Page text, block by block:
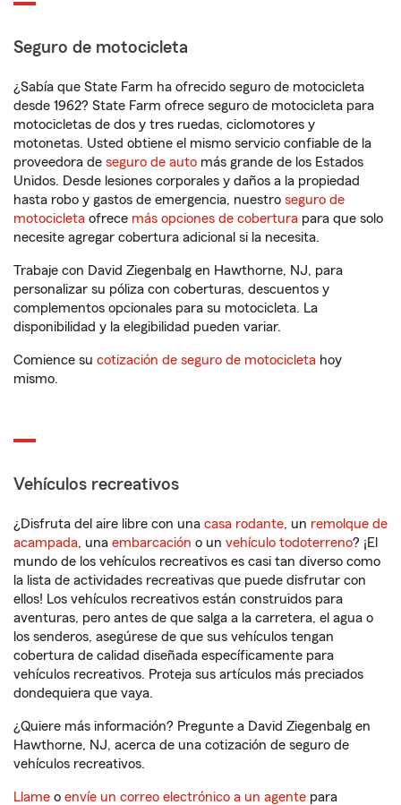
Seguro de motocicleta
¿Sabía que State Farm ha ofrecido seguro de motocicleta
desde 1962? State Farm ofrece seguro de motocicleta para
motocicletas de dos y tres ruedas, ciclomotores y
motonetas. Usted obtiene el mismo servicio confiable de la
proveedora de seguro de auto más grande de los Estados
Unidos. Desde lesiones corporales y daños a la propiedad
hasta robo y gastos de emergencia, nuestro seguro de
motocicleta ofrece más opciones de cobertura para que solo
necesite agregar cobertura adicional si la necesita.
Trabaje con David Ziegenbalg en Hawthorne, NJ, para
personalizar su póliza con coberturas, descuentos y
complementos opcionales para su motocicleta. La
disponibilidad y la elegibilidad pueden variar.
Comience su cotización de seguro de motocicleta hoy
mismo.
Vehículos recreativos
¿Disfruta del aire libre con una casa rodante, un remolque de
acampada, una embarcación o un vehículo todoterreno? ¡El
mundo de los vehículos recreativos es casi tan diverso como
la lista de actividades recreativas que puede disfrutar con
ellos! Los vehículos recreativos están construidos para
aventuras, pero antes de que salga a la carretera, el agua o
los senderos, asegúrese de que sus vehículos tengan
cobertura de calidad diseñada específicamente para
vehículos recreativos. Proteja sus artículos más preciados
dondequiera que vaya.
¿Quiere más información? Pregunte a David Ziegenbalg en
Hawthorne, NJ, acerca de una cotización de seguro de
vehículos recreativos.
Llame o envíe un correo electrónico a un agente para